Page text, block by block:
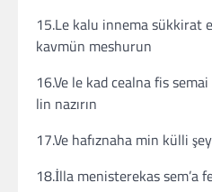
15.Le kalu innema sükkirat
kavmün meshurun
16.Ve le kad cealna fis
lin nazırın
17.Ve hafıznaha min külli
18.İlla menisterekas sem’a